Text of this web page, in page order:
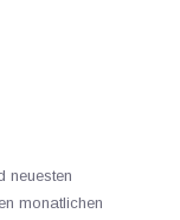
neuesten
monatlichen